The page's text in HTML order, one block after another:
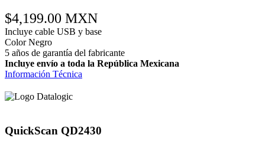
$4,199.00 MXN
Incluye cable USB y base
Color Negro
5 años de garantía del fabricante
Incluye envío a toda la República Mexicana
Información Técnica
QuickScan QD2430